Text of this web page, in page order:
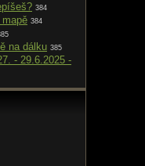
384
mapě 384
na dálku 385
- 29.6.2025 -